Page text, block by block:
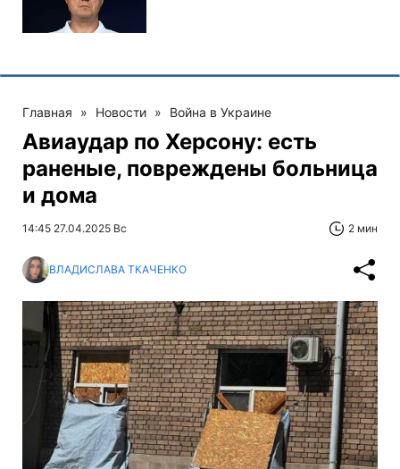
Главная » Новости » Война в Украине
Авиаудар по Херсону: есть
раненые, повреждены больница
и дома
14:45 27.04.2025 Вс 2 мин
ВЛАДИСЛАВА ТКАЧЕНКО